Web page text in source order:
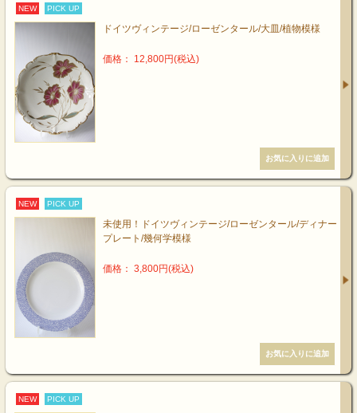
NEW PICK UP
ドイツヴィンテージ/ローゼンタール/大皿/植物模様
価格： 12,800円(税込)
NEW PICK UP
未使用！ドイツヴィンテージ/ローゼンタール/ディナー
プレート/幾何学模様
価格： 3,800円(税込)
NEW PICK UP